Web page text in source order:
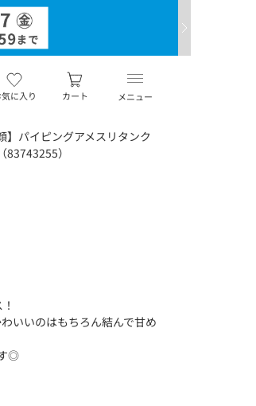
メニュー
に入り カート
パイピングアメスリタンク
）
いいのはもちろん結んで甘め
◎